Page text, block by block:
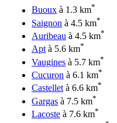
Buoux à 1.3 km*
Saignon à 4.5 km*
Auribeau à 4.5 km*
Aptà 5.6 km*
Vaugines à 5.7 km*
Cucuron à 6.1 km*
Castelletà 6.6 km*
Gargas à 7.5 km*
Lacoste à 7.6 km*